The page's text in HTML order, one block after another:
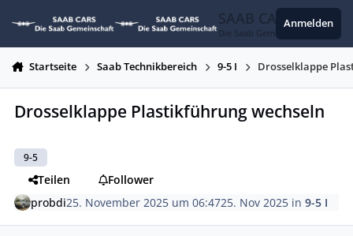
SAAB CARS
Die Saab Gemeinschaft
Anmelden
Startseite Saab Technikbereich 9-5 I Drosselklappe
Drosselklappe Plastikführung wechseln
9-5
Teilen
Follower
probdi25. November 2025 um 06:4725. Nov 2025 in9-5 I